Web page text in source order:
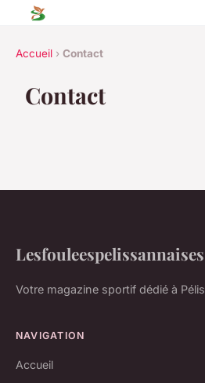
Accueil › Contact
Contact
Lesfouleespelissannaises
Votre magazine sportif dédié à
NAVIGATION
Accueil